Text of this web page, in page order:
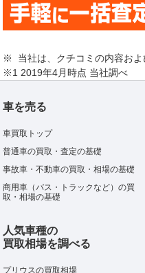
※ 当社は、クチコミの内容およ
※1 2019年4月時点 当社調べ
車を売る
車買取トップ
普通車の買取・査定の基礎
事故車・不動車の買取・相場の基礎
商用車（バス・トラックなど）の買
取・相場の基礎
人気車種の
買取相場を調べる
プリウスの買取相場